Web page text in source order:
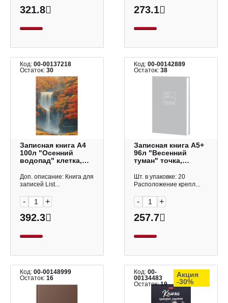
321.8 273.1
Код: 00-00137218
Остаток: 30
Записная книга А4
100л "Осенний
водопад" клетка,
7БЦ, рисунок
КЗ41004345 Listoff
Доп. описание: Книга для
записей List...
- +
392.3
Код:00-00142889
Остаток:38
Записная книга А5+
96л "Весенний
туман" точка,
интегр.обл., картон,
серый ЕТИЛ596655
Шт. в упаковке: 20
Расположение крепл...
- +
257.7
Код: 00-00148999
Остаток: 16
Код:00-
00134483
Остаток:19
Акция
-30%